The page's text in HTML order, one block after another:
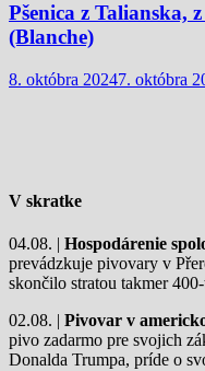
Pšenica z Talianska,
(Blanche)
8. októbra 20247. októbra
V skratke
04.08. | Hospodárenie
prevádzkuje pivovary v
skončilo stratou takmer
02.08. | Pivovar v
pivo zadarmo pre svojich
Donalda Trumpa, príde o